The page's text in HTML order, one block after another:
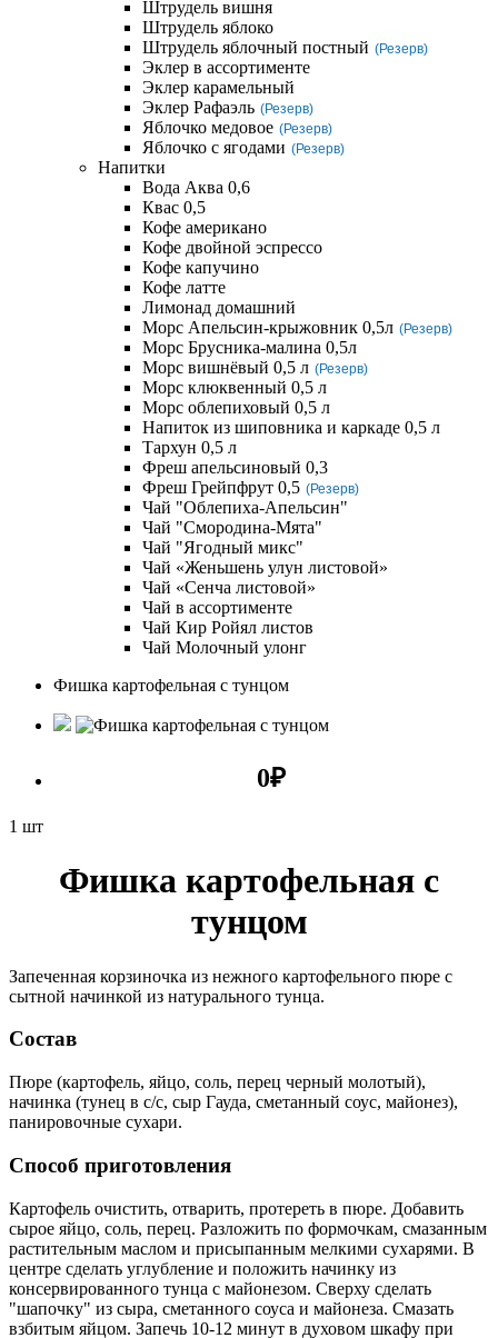
Штрудель вишня
Штрудель яблоко
Штрудель яблочный постный (Резерв)
Эклер в ассортименте
Эклер карамельный
Эклер Рафаэль (Резерв)
Яблочко медовое (Резерв)
Яблочко с ягодами (Резерв)
Напитки
Вода Аква 0,6
Квас 0,5
Кофе американо
Кофе двойной эспрессо
Кофе капучино
Кофе латте
Лимонад домашний
Морс Апельсин-крыжовник 0,5л (Резерв)
Морс Брусника-малина 0,5л
Морс вишнёвый 0,5 л (Резерв)
Морс клюквенный 0,5 л
Морс облепиховый 0,5 л
Напиток из шиповника и каркаде 0,5 л
Тархун 0,5 л
Фреш апельсиновый 0,3
Фреш Грейпфрут 0,5 (Резерв)
Чай "Облепиха-Апельсин"
Чай "Смородина-Мята"
Чай "Ягодный микс"
Чай «Женьшень улун листовой»
Чай «Сенча листовой»
Чай в ассортименте
Чай Кир Ройял листов
Чай Молочный улонг
Фишка картофельная с тунцом
0₽
1 шт
Фишка картофельная с
тунцом
Запеченная корзиночка из нежного картофельного пюре с
сытной начинкой из натурального тунца.
Состав
Пюре (картофель, яйцо, соль, перец черный молотый),
начинка (тунец в с/с, сыр Гауда, сметанный соус, майонез),
панировочные сухари.
Способ приготовления
Картофель очистить, отварить, протереть в пюре. Добавить
сырое яйцо, соль, перец. Разложить по формочкам, смазанным
растительным маслом и присыпанным мелкими сухарями. В
центре сделать углубление и положить начинку из
консервированного тунца с майонезом. Сверху сделать
"шапочку" из сыра, сметанного соуса и майонеза. Смазать
взбитым яйцом. Запечь 10-12 минут в духовом шкафу при